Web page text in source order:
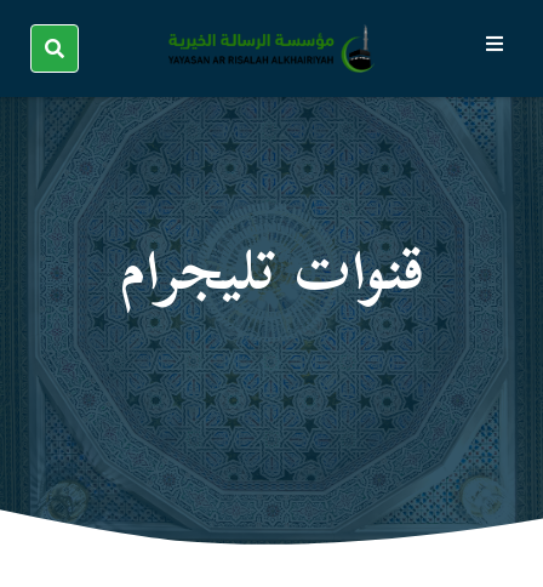
قنوات تليجرام